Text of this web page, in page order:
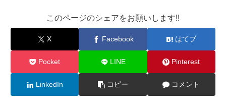
このページのシェアをお願いします!!
X Facebook はてブ
Pocket LINE Pinterest
LinkedIn コピー コメント